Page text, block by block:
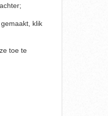
klik
toe te